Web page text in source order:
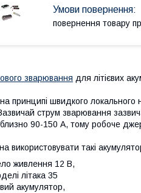
повернення товару
зварювання для літієвих
принципі швидкого
струм зварювання
90-150 А, тому робоче
такі
живлення 12 В,
літака 35
акумулятор,